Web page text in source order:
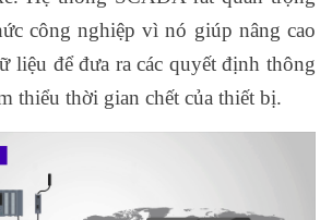
công nghiệp vì nó giúp nâng cao
liệu để đưa ra các quyết định thông
thiểu thời gian chết của thiết bị.